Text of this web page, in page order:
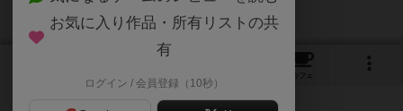
カフェ
お気に入り作品・所有リストの共
有
ログイン / 会員登録（10秒）